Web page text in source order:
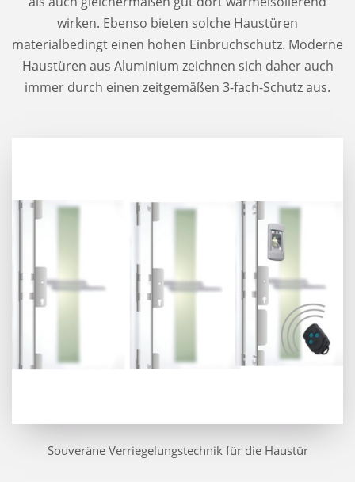
wirken. Ebenso bieten solche Haustüren
materialbedingt einen hohen Einbruchschutz. Moderne
Haustüren aus Aluminium zeichnen sich daher auch
immer durch einen zeitgemäßen 3-fach-Schutz aus.
Souveräne Verriegelungstechnik für die Haustür